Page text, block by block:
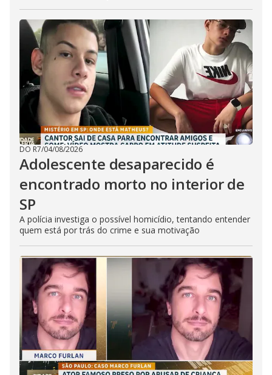
DO R7/04/08/2026
Adolescente desaparecido é
encontrado morto no interior de
SP
A polícia investiga o possível homicídio, tentando entender
quem está por trás do crime e sua motivação